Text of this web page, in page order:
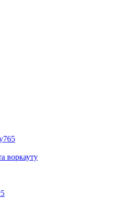
765
воркауту
5